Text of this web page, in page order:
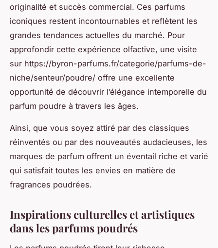
originalité et succès commercial. Ces parfums
iconiques restent incontournables et reflètent les
grandes tendances actuelles du marché. Pour
approfondir cette expérience olfactive, une visite
sur https://byron-parfums.fr/categorie/parfums-de-
niche/senteur/poudre/ offre une excellente
opportunité de découvrir l’élégance intemporelle du
parfum poudre à travers les âges.
Ainsi, que vous soyez attiré par des classiques
réinventés ou par des nouveautés audacieuses, les
marques de parfum offrent un éventail riche et varié
qui satisfait toutes les envies en matière de
fragrances poudrées.
Inspirations culturelles et artistiques
dans les parfums poudrés